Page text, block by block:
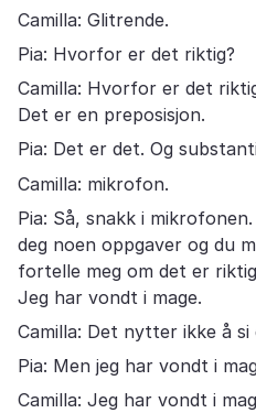
Camilla: Glitrende.
Pia: Hvorfor er det riktig?
Camilla: Hvorfor er det
Det er en preposisjon.
Pia: Det er det. Og
Camilla: mikrofon.
Pia: Så, snakk i
deg noen oppgaver og du
fortelle meg om det er
Jeg har vondt i mage.
Camilla: Det nytter ikke å si
Pia: Men jeg har vondt i
Camilla: Jeg har vondt i